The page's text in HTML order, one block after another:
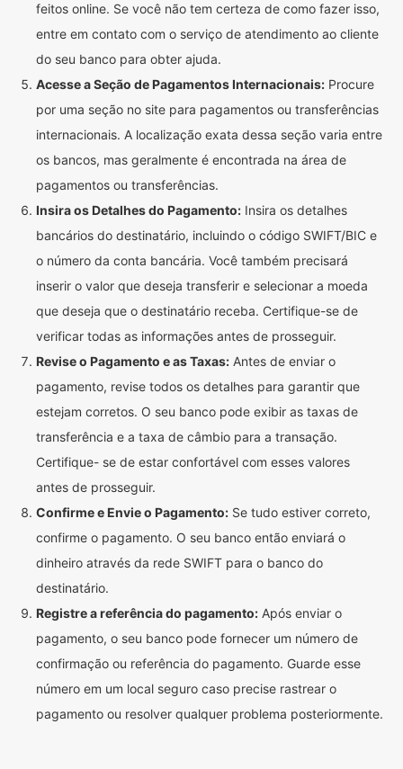
feitos online. Se você não tem certeza de como fazer isso,
entre em contato com o serviço de atendimento ao cliente
do seu banco para obter ajuda.
Acesse a Seção de Pagamentos Internacionais: Procure
por uma seção no site para pagamentos ou transferências
internacionais. A localização exata dessa seção varia entre
os bancos, mas geralmente é encontrada na área de
pagamentos ou transferências.
Insira os Detalhes do Pagamento: Insira os detalhes
bancários do destinatário, incluindo o código SWIFT/BIC e
o número da conta bancária. Você também precisará
inserir o valor que deseja transferir e selecionar a moeda
que deseja que o destinatário receba. Certifique-se de
verificar todas as informações antes de prosseguir.
Revise o Pagamento e as Taxas: Antes de enviar o
pagamento, revise todos os detalhes para garantir que
estejam corretos. O seu banco pode exibir as taxas de
transferência e a taxa de câmbio para a transação.
Certifique- se de estar confortável com esses valores
antes de prosseguir.
Confirme e Envie o Pagamento: Se tudo estiver correto,
confirme o pagamento. O seu banco então enviará o
dinheiro através da rede SWIFT para o banco do
destinatário.
Registre a referência do pagamento: Após enviar o
pagamento, o seu banco pode fornecer um número de
confirmação ou referência do pagamento. Guarde esse
número em um local seguro caso precise rastrear o
pagamento ou resolver qualquer problema posteriormente.